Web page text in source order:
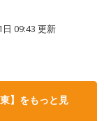
09:43 更新
】をもっと見